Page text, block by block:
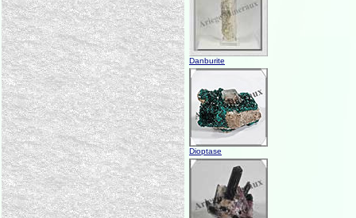
Danburite
Dioptase